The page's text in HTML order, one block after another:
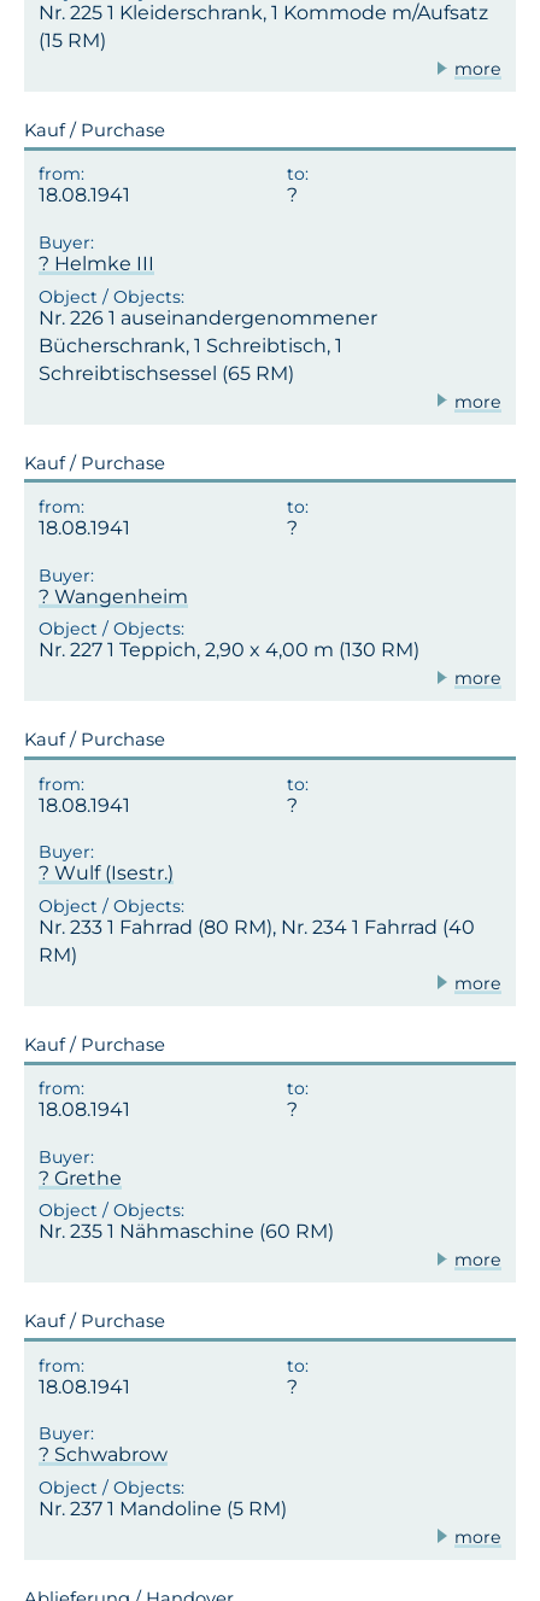
Nr. 225 1 Kleiderschrank, 1 Kommode m/Aufsatz
(15 RM)
more
Kauf / Purchase
18.08.1941
? Helmke III
Nr. 226 1 auseinandergenommener
Bücherschrank, 1 Schreibtisch, 1
Schreibtischsessel (65 RM)
more
Kauf / Purchase
18.08.1941
? Wangenheim
Nr. 227 1 Teppich, 2,90 x 4,00 m (130 RM)
more
Kauf / Purchase
18.08.1941
? Wulf (Isestr.)
Nr. 233 1 Fahrrad (80 RM), Nr. 234 1 Fahrrad (40
RM)
more
Kauf / Purchase
18.08.1941
? Grethe
Nr. 235 1 Nähmaschine (60 RM)
more
Kauf / Purchase
18.08.1941
? Schwabrow
Nr. 237 1 Mandoline (5 RM)
more